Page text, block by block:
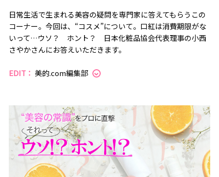
日常生活で生まれる美容の疑問を専門家に答えてもらうこの
コーナー。今回は、“コスメ”について。口紅は消費期限がな
いって…ウソ？ ホント？ 日本化粧品協会代表理事の小西
さやかさんにお答えいただきます。
EDIT： 美的.com編集部